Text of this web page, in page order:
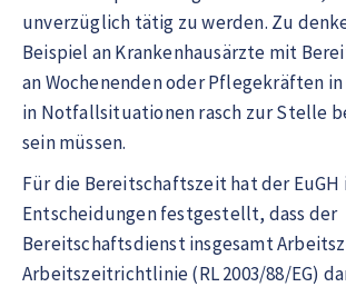
unverzüglich tätig zu werden. Zu
Beispiel an Krankenhausärzte mit
an Wochenenden oder Pflegekräften
in Notfallsituationen rasch zur Stelle
sein müssen.
Für die Bereitschaftszeit hat der EuGH
Entscheidungen festgestellt, dass der
Bereitschaftsdienst insgesamt
Arbeitszeitrichtlinie (RL 2003/88/EG)